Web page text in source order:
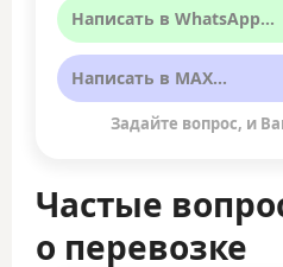
Частые
о перевозке
Написать в WhatsApp...
Написать в MAX...
Задайте вопрос, и